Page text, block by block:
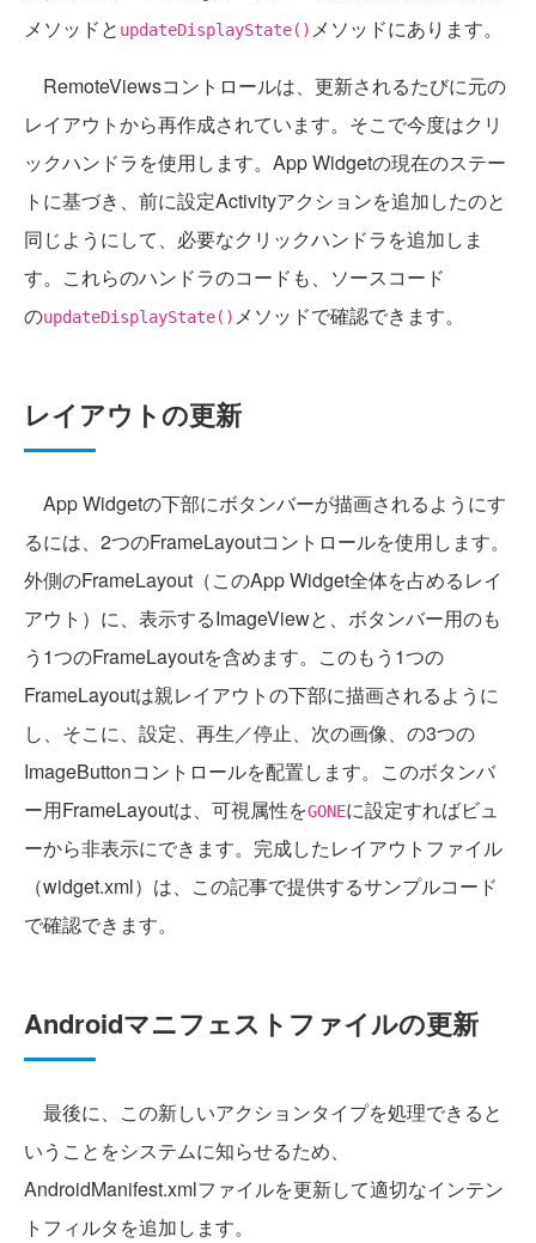
メソッドと updateDisplayState() メソッドにあります。
RemoteViewsコントロールは、更新されるたびに元の
レイアウトから再作成されています。そこで今度はクリ
ックハンドラを使用します。App Widgetの現在のステー
トに基づき、前に設定Activityアクションを追加したのと
同じようにして、必要なクリックハンドラを追加しま
す。これらのハンドラのコードも、ソースコード
のupdateDisplayState() メソッドで確認できます。
レイアウトの更新
App Widgetの下部にボタンバーが描画されるようにす
るには、2つのFrameLayoutコントロールを使用します。
外側のFrameLayout（このApp Widget全体を占めるレイ
アウト）に、表示するImageViewと、ボタンバー用のも
う1つのFrameLayoutを含めます。このもう1つの
FrameLayoutは親レイアウトの下部に描画されるように
し、そこに、設定、再生／停止、次の画像、の3つの
ImageButtonコントロールを配置します。このボタンバ
ー用FrameLayoutは、可視属性をGONEに設定すればビュ
ーから非表示にできます。完成したレイアウトファイル
（widget.xml）は、この記事で提供するサンプルコード
で確認できます。
Androidマニフェストファイルの更新
最後に、この新しいアクションタイプを処理できると
いうことをシステムに知らせるため、
AndroidManifest.xmlファイルを更新して適切なインテン
トフィルタを追加します。